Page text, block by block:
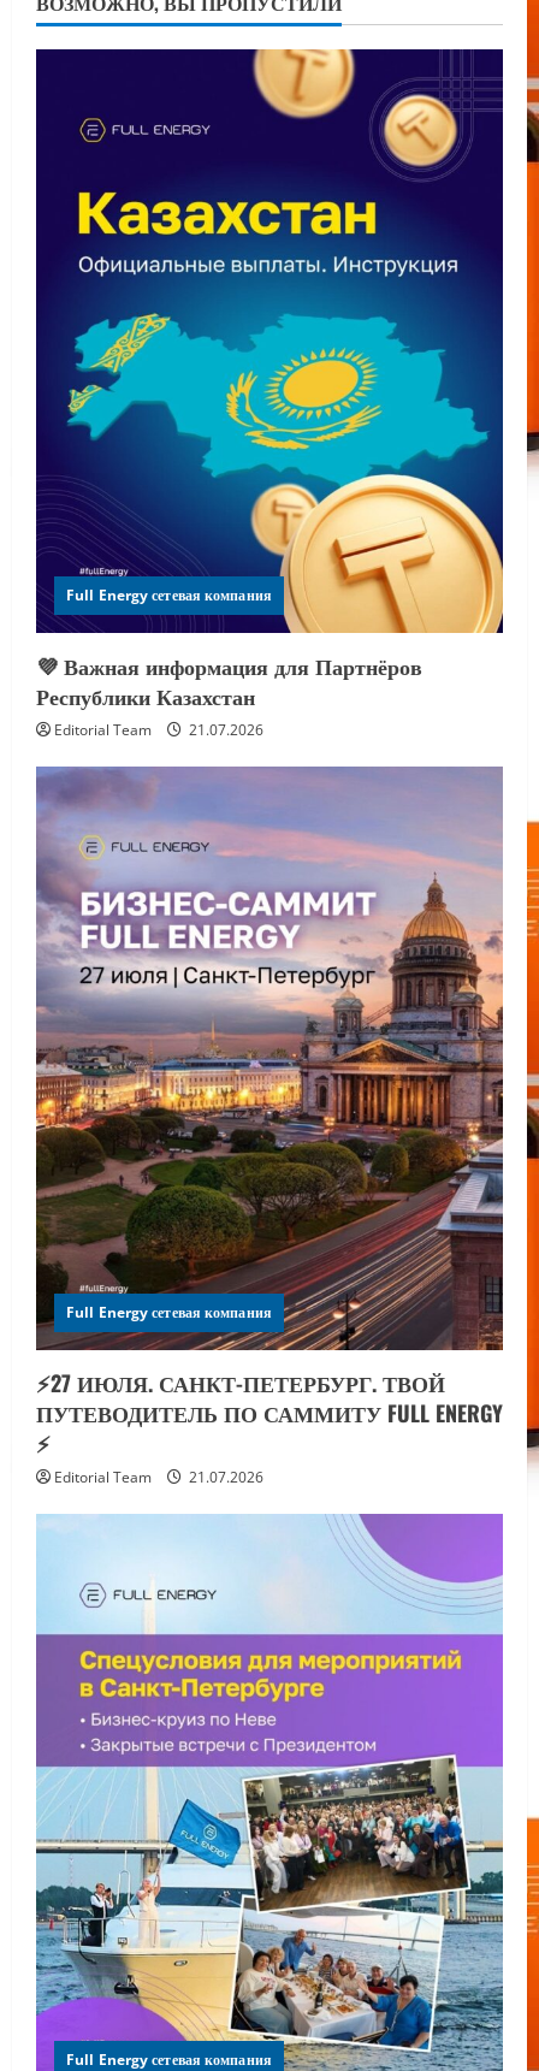
Full Energy сетевая компания
💜 Важная информация для Партнёров
Республики Казахстан
Editorial Team 21.07.2026
Full Energy сетевая компания
⚡️27 ИЮЛЯ. САНКТ-ПЕТЕРБУРГ. ТВОЙ
ПУТЕВОДИТЕЛЬ ПО САММИТУ FULL ENERGY
⚡️
Editorial Team 21.07.2026
Full Energy сетевая компания